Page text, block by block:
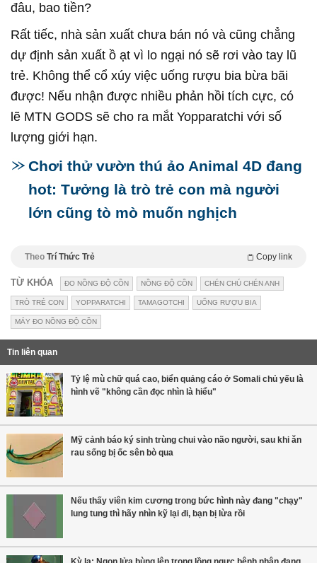
đâu, bao tiền?
Rất tiếc, nhà sản xuất chưa bán nó và cũng chẳng
dự định sản xuất ồ ạt vì lo ngại nó sẽ rơi vào tay lũ
trẻ. Không thể cổ xúy việc uống rượu bia bừa bãi
được! Nếu nhận được nhiều phản hồi tích cực, có
lẽ MTN GODS sẽ cho ra mắt Yopparatchi với số
lượng giới hạn.
Chơi thử vườn thú ảo Animal 4D đang
hot: Tưởng là trò trẻ con mà người
lớn cũng tò mò muốn nghịch
Theo Trí Thức Trẻ Copy link
TỪ KHÓA ĐO NỒNG ĐỘ CỒN NỒNG ĐỘ CỒN CHÉN CHÚ CHÉN ANH
TRÒ TRẺ CON YOPPARATCHI TAMAGOTCHI UỐNG RƯỢU BIA
MÁY ĐO NỒNG ĐỘ CỒN
Tin liên quan
Tỷ lệ mù chữ quá cao, biển quảng cáo ở Somali chủ yếu là
hình vẽ "không cần đọc nhìn là hiểu"
Mỹ cảnh báo ký sinh trùng chui vào não người, sau khi ăn
rau sống bị ốc sên bò qua
Nếu thấy viên kim cương trong bức hình này đang "chạy"
lung tung thì hãy nhìn kỹ lại đi, bạn bị lừa rồi